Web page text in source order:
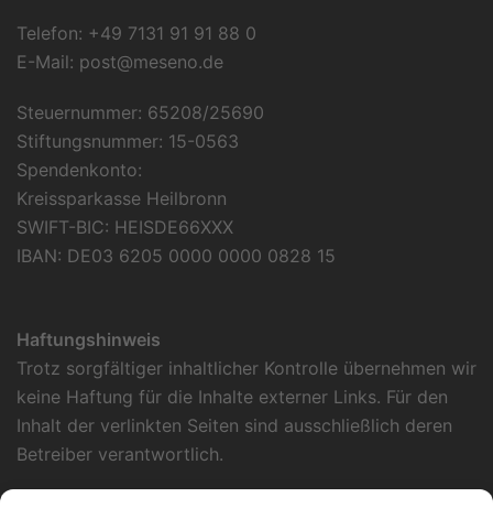
Telefon: +49 7131 91 91 88 0
E-Mail: post@meseno.de
Steuernummer: 65208/25690
Stiftungsnummer: 15-0563
Spendenkonto:
Kreissparkasse Heilbronn
SWIFT-BIC: HEISDE66XXX
IBAN: DE03 6205 0000 0000 0828 15
Haftungshinweis
Trotz sorgfältiger inhaltlicher Kontrolle übernehmen wir
keine Haftung für die Inhalte externer Links. Für den
Inhalt der verlinkten Seiten sind ausschließlich deren
Betreiber verantwortlich.